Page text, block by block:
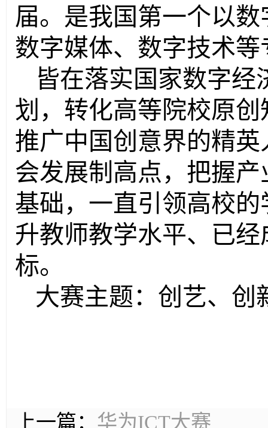
届。是我国第一个以
数字媒体、数字技术
皆在落实国家数字
划，转化高等院校原
推广中国创意界的精
会发展制高点，把握
基础，一直引领高校
升教师教学水平、已
标。
大赛主题：创艺、创
上一篇： 华为ICT大赛